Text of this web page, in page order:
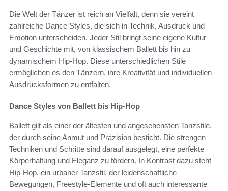
Die Welt der Tänzer ist reich an Vielfalt, denn sie vereint
zahlreiche Dance Styles, die sich in Technik, Ausdruck und
Emotion unterscheiden. Jeder Stil bringt seine eigene Kultur
und Geschichte mit, von klassischem Ballett bis hin zu
dynamischem Hip-Hop. Diese unterschiedlichen Stile
ermöglichen es den Tänzern, ihre Kreativität und individuellen
Ausdrucksformen zu entfalten.
Dance Styles von Ballett bis Hip-Hop
Ballett gilt als einer der ältesten und angesehensten Tanzstile,
der durch seine Anmut und Präzision besticht. Die strengen
Techniken und Schritte sind darauf ausgelegt, eine perfekte
Körperhaltung und Eleganz zu fördern. In Kontrast dazu steht
Hip-Hop, ein urbaner Tanzstil, der leidenschaftliche
Bewegungen, Freestyle-Elemente und oft auch interessante